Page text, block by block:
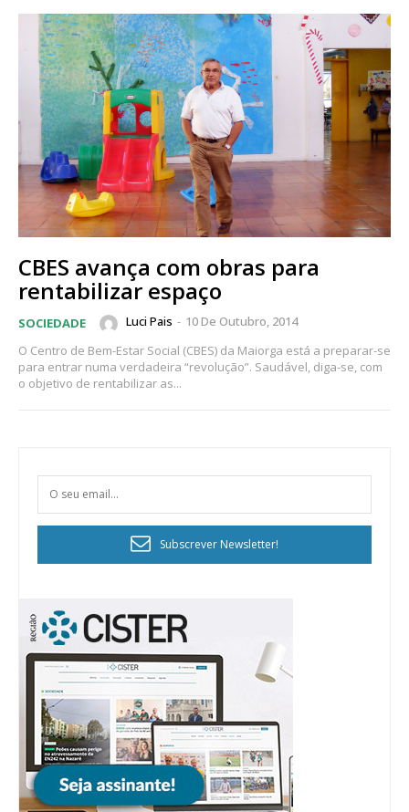
CBES avança com obras para
rentabilizar espaço
SOCIEDADE Luci Pais - 10 De Outubro, 2014
O Centro de Bem-Estar Social (CBES) da Maiorga está a preparar-se
para entrar numa verdadeira “revolução”. Saudável, diga-se, com
o objetivo de rentabilizar as...
Subscrever Newsletter!